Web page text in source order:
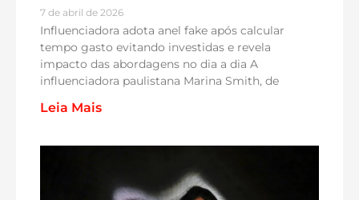
7 de abril de 2026
Influenciadora adota anel fake após calcular
tempo gasto evitando investidas e revela
impacto das abordagens no dia a dia A
influenciadora paulistana Marina Smith, de
Leia Mais